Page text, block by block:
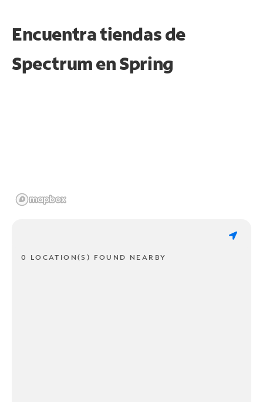
Encuentra tiendas de
Spectrum enSpring
0 LOCATION(S) FOUND NEARBY